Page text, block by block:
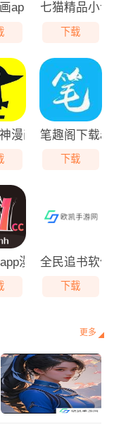
app最新版七猫精品小
下载
漫画下载笔趣阁下载
下载
漫画全民追书软
下载
更多